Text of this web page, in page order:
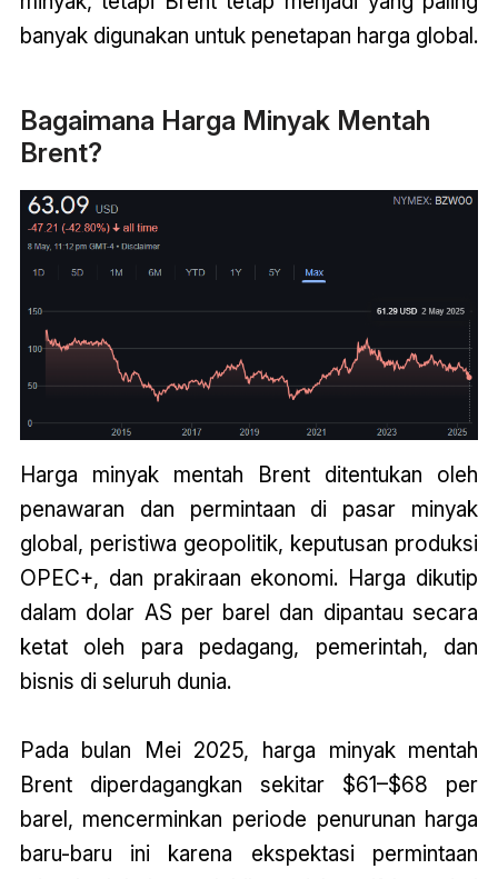
banyak digunakan untuk penetapan harga global.
Bagaimana Harga Minyak Mentah
Brent?
Harga minyak mentah Brent ditentukan oleh
penawaran dan permintaan di pasar minyak
global, peristiwa geopolitik, keputusan produksi
OPEC+, dan prakiraan ekonomi. Harga dikutip
dalam dolar AS per barel dan dipantau secara
ketat oleh para pedagang, pemerintah, dan
bisnis di seluruh dunia.
Pada bulan Mei 2025, harga minyak mentah
Brent diperdagangkan sekitar $61–$68 per
barel, mencerminkan periode penurunan harga
baru-baru ini karena ekspektasi permintaan